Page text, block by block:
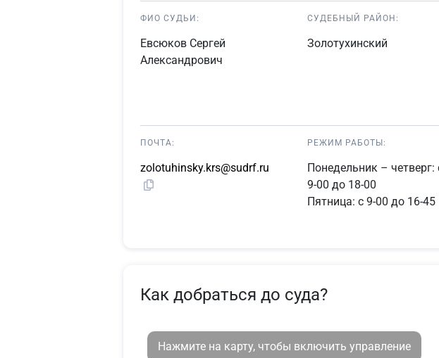
ФИО СУДЬИ:
Евсюков Сергей
Александрович
СУДЕБНЫЙ РАЙОН:
Золотухинский
ПОЧТА:
zolotuhinsky.krs@sudrf.ru
РЕЖИМ РАБОТЫ:
Понедельник – четверг:
9-00 до 18-00
Пятница: с 9-00 до 16-45
Как добраться до суда?
Нажмите на карту, чтобы включить управление